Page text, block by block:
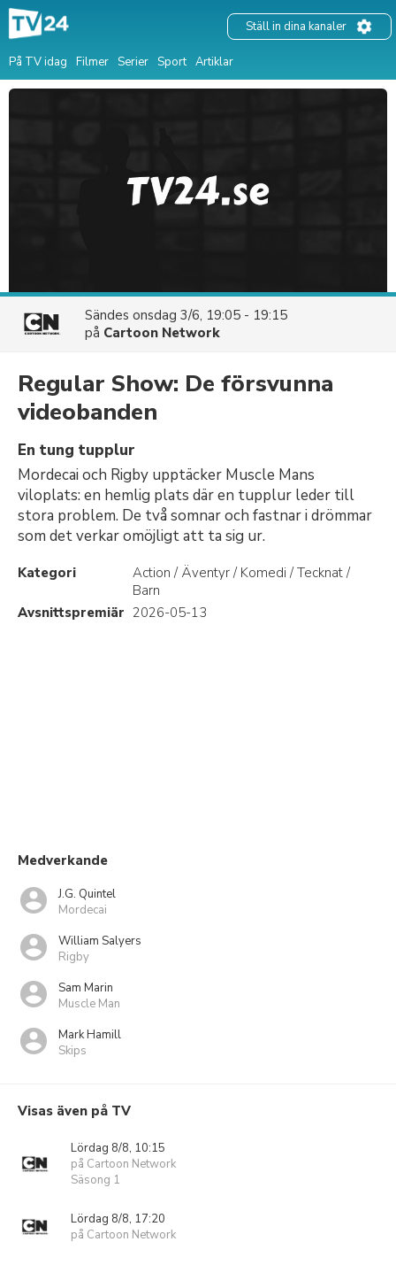
På TV idag Filmer Serier Sport Artiklar
Ställ in dina kanaler
Sändes onsdag 3/6, 19:05 - 19:15
på Cartoon Network
Regular Show: De försvunna
videobanden
En tung tupplur
Mordecai och Rigby upptäcker Muscle Mans
viloplats: en hemlig plats där en tupplur leder till
stora problem. De två somnar och fastnar i drömmar
som det verkar omöjligt att ta sig ur.
Kategori
Action / Äventyr / Komedi / Tecknat /
Barn
Avsnittspremiär 2026-05-13
Medverkande
J.G. Quintel
Mordecai
William Salyers
Rigby
Sam Marin
Muscle Man
Mark Hamill
Skips
Visas även på TV
Lördag 8/8, 10:15
på Cartoon Network
Säsong 1
Lördag 8/8, 17:20
på Cartoon Network